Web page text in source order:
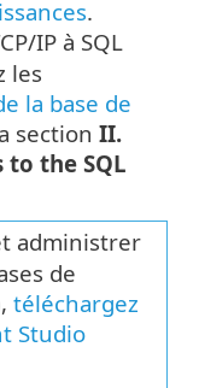
.
IP à SQL
les
la base de
section II.
the SQL
administrer
de
téléchargez
Studio